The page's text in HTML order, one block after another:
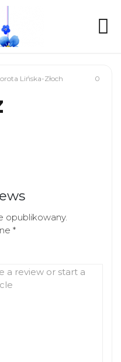
0
Lińska-Złoch
opublikowany.
*